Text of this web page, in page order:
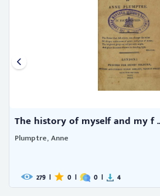
The history of myself and my f
Plumptre, Anne
279 | 0 | 0 | 4